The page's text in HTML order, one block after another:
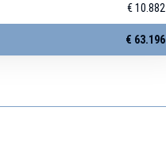
€ 10.882
€ 63.196